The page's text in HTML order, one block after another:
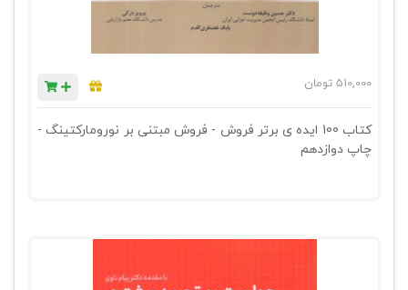
510,000 تومان
کتاب 100 ایده ی برتر فروش - فروش مبتنی بر نورومارکتینگ -
چاپ دوازدهم